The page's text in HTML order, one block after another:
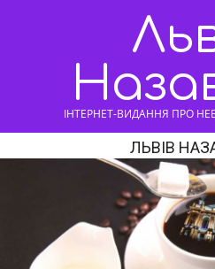
ІНТЕРНЕТ-ВИДАННЯ ПРО
ЛЬВІВ